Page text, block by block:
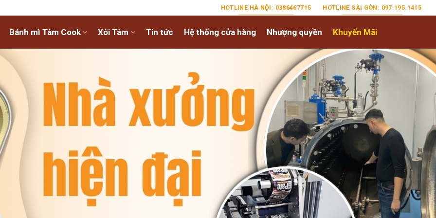
HOTLINE HÀ NỘI: 0386467715 HOTLINE SÀI GÒN: 097.195.1415
Bánh mì Tâm Cook Xôi Tâm Tin tức Hệ thống cửa hàng Nhượng quyền Khuyến Mãi